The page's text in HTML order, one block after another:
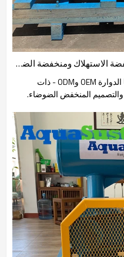
منفاخات دوارة عالية الكفاءة ومنخفضة الاستهلاك ومنخفضة الضوضاء لمعالجة مياه الصرف الصناعي في الصناعات الإلكترونية
قم بتحسين نظامك باستخدام منفاخاتنا الدوارة OEM وODM - ذات
والتصميم المنخفض الضوضاء.